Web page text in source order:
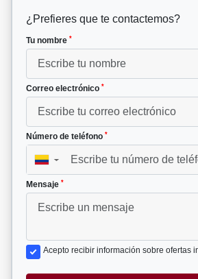
¿Prefieres que te contactemos?
Tu nombre *
Correo electrónico *
Número de teléfono *
▼
Mensaje *
Acepto recibir información sobre ofertas